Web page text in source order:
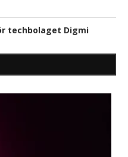
techbolaget Digmi